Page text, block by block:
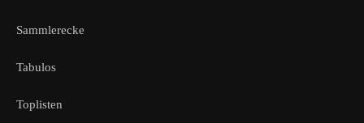
Sammlerecke
Tabulos
Toplisten